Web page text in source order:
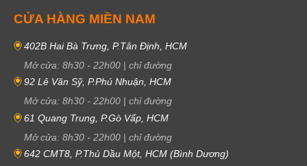
CỬA HÀNG MIỀN NAM
402B Hai Bà Trưng, P.Tân Định, HCM
Mở cửa: 8h30 - 22h00 | chỉ đường
92 Lê Văn Sỹ, P.Phú Nhuận, HCM
Mở cửa: 8h30 - 22h00 | chỉ đường
61 Quang Trung, P.Gò Vấp, HCM
Mở cửa: 8h30 - 22h00 | chỉ đường
642 CMT8, P.Thủ Dầu Một, HCM (Bình Dương)